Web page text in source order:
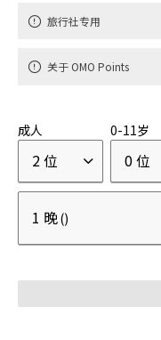
旅行社专用
关于 OMO Points
成人
2 位
0-11岁
0 位
1 晚()
品牌
RISONARE
OMO | 都市观光酒店
BEB | 随心的旅游